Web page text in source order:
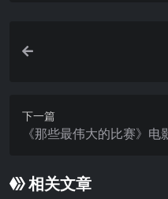
下一篇
《那些最伟大的比赛》电
相关文章